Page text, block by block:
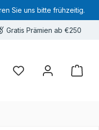
Sie uns bitte frühzeitig.
Gratis Prämien ab €250
Hardware-Deals
Sie haben 0 Produkte